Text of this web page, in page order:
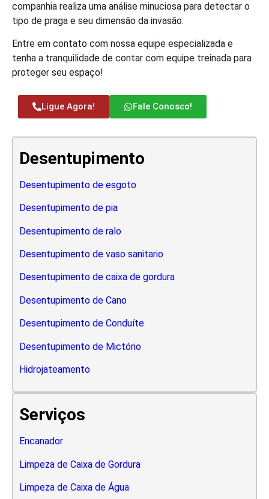
companhia realiza uma análise minuciosa para detectar o
tipo de praga e seu dimensão da invasão.
Entre em contato com nossa equipe especializada e
tenha a tranquilidade de contar com equipe treinada para
proteger seu espaço!
Ligue Agora! Fale Conosco!
Desentupimento
Desentupimento de esgoto
Desentupimento de pia
Desentupimento de ralo
Desentupimento de vaso sanitario
Desentupimento de caixa de gordura
Desentupimento de Cano
Desentupimento de Conduíte
Desentupimento de Mictório
Hidrojateamento
Serviços
Encanador
Limpeza de Caixa de Gordura
Limpeza de Caixa de Água